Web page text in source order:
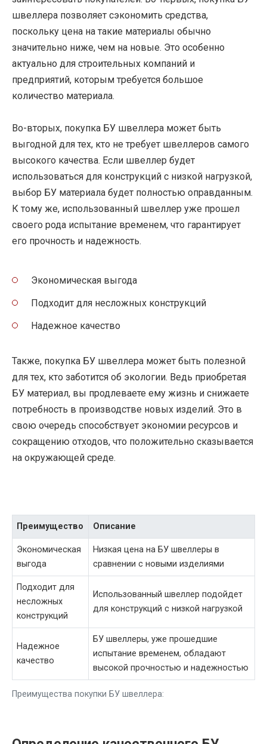
швеллера позволяет сэкономить средства,
поскольку цена на такие материалы обычно
значительно ниже, чем на новые. Это особенно
актуально для строительных компаний и
предприятий, которым требуется большое
количество материала.
Во-вторых, покупка БУ швеллера может быть
выгодной для тех, кто не требует швеллеров самого
высокого качества. Если швеллер будет
использоваться для конструкций с низкой нагрузкой,
выбор БУ материала будет полностью оправданным.
К тому же, использованный швеллер уже прошел
своего рода испытание временем, что гарантирует
его прочность и надежность.
Экономическая выгода
Подходит для несложных конструкций
Надежное качество
Также, покупка БУ швеллера может быть полезной
для тех, кто заботится об экологии. Ведь приобретая
БУ материал, вы продлеваете ему жизнь и снижаете
потребность в производстве новых изделий. Это в
свою очередь способствует экономии ресурсов и
сокращению отходов, что положительно сказывается
на окружающей среде.
Преимущества покупки БУ швеллера:
Преимущество Описание
Экономическая
выгода
Низкая цена на БУ швеллеры в
сравнении с новыми изделиями
Подходит для
несложных
конструкций
Использованный швеллер подойдет
для конструкций с низкой нагрузкой
Надежное
качество
БУ швеллеры, уже прошедшие
испытание временем, обладают
высокой прочностью и надежностью